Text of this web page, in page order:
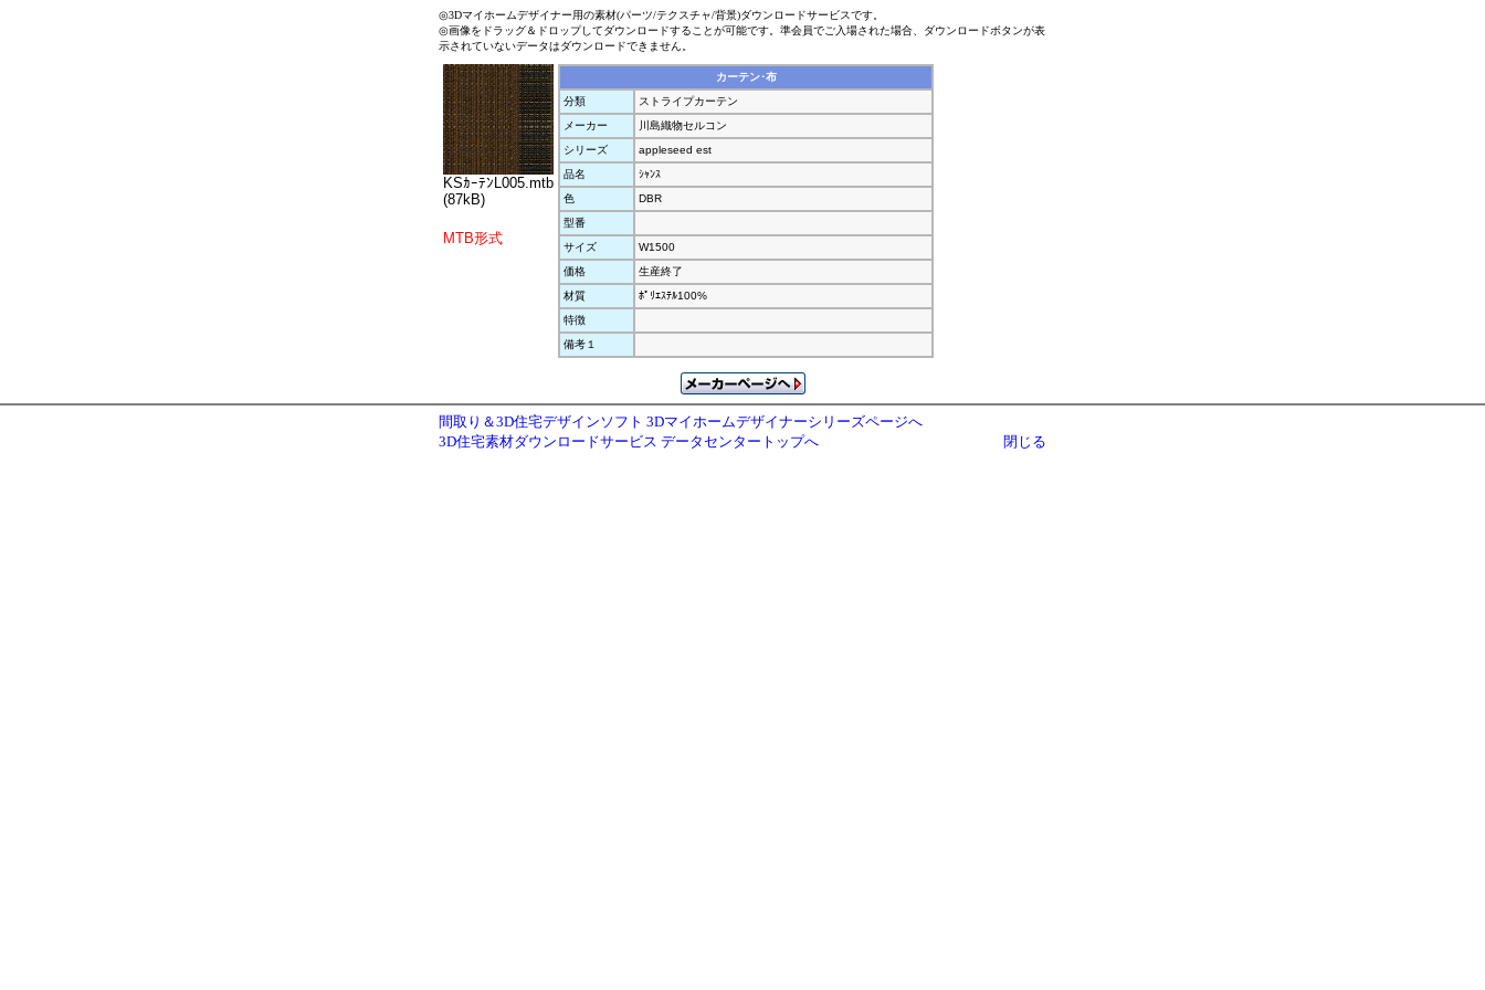
◎3Dマイホームデザイナー用の素材(パーツ/テクスチャ/背景)ダウンロードサービスです。
◎画像をドラッグ＆ドロップしてダウンロードすることが可能です。準会員でご入場された場合、ダウンロードボタンが表
示されていないデータはダウンロードできません。
KSｶｰﾃﾝL005.mtb
(87kB)
MTB形式
カーテン･布
分類
ストライプカーテン
メーカー
川島織物セルコン
シリーズ
appleseed est
品名
ｼｬﾝｽ
色
DBR
型番
サイズ
W1500
価格
生産終了
材質
ﾎﾟﾘｴｽﾃﾙ100%
特徴
備考１
間取り＆3D住宅デザインソフト 3Dマイホームデザイナーシリーズページへ
3D住宅素材ダウンロードサービス データセンタートップへ
閉じる